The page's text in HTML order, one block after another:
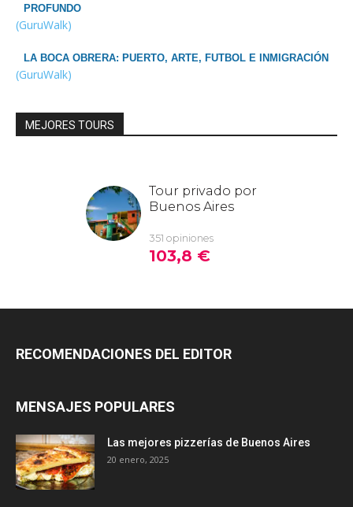
PROFUNDO
(GuruWalk)
LA BOCA OBRERA: PUERTO, ARTE, FUTBOL E INMIGRACIÓN
(GuruWalk)
MEJORES TOURS
RECOMENDACIONES DEL EDITOR
MENSAJES POPULARES
Las mejores pizzerías de Buenos Aires
20 enero, 2025